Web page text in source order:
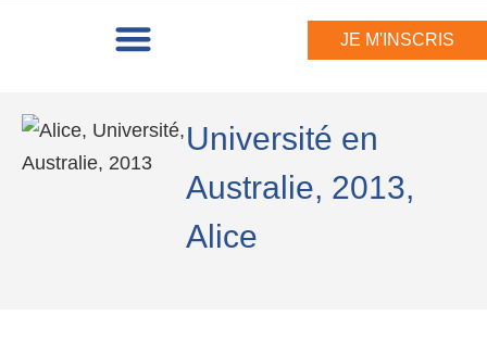
JE M'INSCRIS
Université en
Australie, 2013,
Alice